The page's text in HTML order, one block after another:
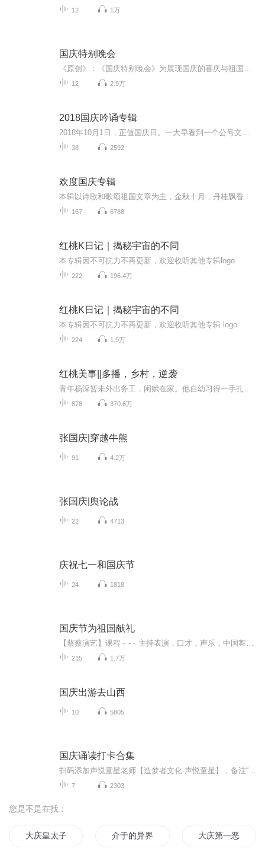
12 1万
国庆特别晚会
12 2.9万
2018国庆吟诵专辑
38 2592
欢度国庆专辑
167 6788
红桃K日记｜揭秘宇宙的不同
本专辑因不可抗力不再更新，欢迎收听其他专辑logo
222 196.4万
红桃K日记｜揭秘宇宙的不同
本专辑因不可抗力不再更新，欢迎收听其他专辑 logo
224 1.9万
红桃美事||多播，乡村，逆袭
878 370.6万
张国庆|穿越牛熊
91 4.2万
张国庆|舆论战
22 4713
庆祝七一和国庆节
24 1818
国庆节为祖国献礼
215 1.7万
国庆出游去山西
10 5805
国庆诵读打卡合集
7 2303
您是不是在找：
大庆皇太子 介于的异界日记 大庆第一恶